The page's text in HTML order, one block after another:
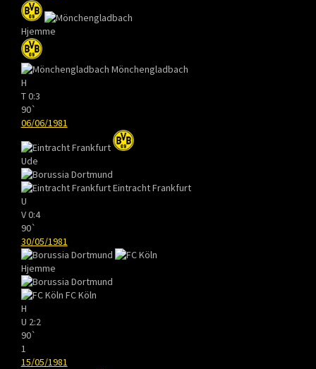
Hjemme
Mönchengladbach
H
T0:3
90`
06/06/1981
Ude
Eintracht Frankfurt
U
V0:4
90`
30/05/1981
Hjemme
FC Köln
H
U 2:2
90`
1
15/05/1981